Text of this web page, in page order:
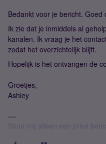
Bedankt voor je bericht.
Ik zie dat je inmiddels al
kanalen. Ik vraag je het
zodat het overzichtelijk blijft.
Hopelijk is het ontvangen de
Groetjes,
Ashley
Stuur mij alleen een privé